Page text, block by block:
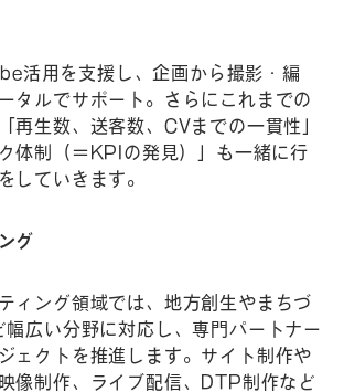
活用を支援し、企画から撮影・編
タルでサポート。さらにこれまでの
再生数、送客数、CVまでの一貫性」
体制（＝KPIの発見）」も一緒に行
していきます。
グ
ィング領域では、地方創生やまちづ
広い分野に対応し、専門パートナー
ェクトを推進します。サイト制作や
像制作、ライブ配信、DTP制作など